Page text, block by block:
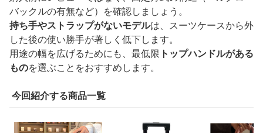
バックルの有無など）を確認しましょう。
持ち手やストラップがないモデルは、スーツケースから外
した後の使い勝手が著しく低下します。
用途の幅を広げるためにも、最低限 トップハンドルがある
ものを選ぶことをおすすめします。
今回紹介する商品一覧